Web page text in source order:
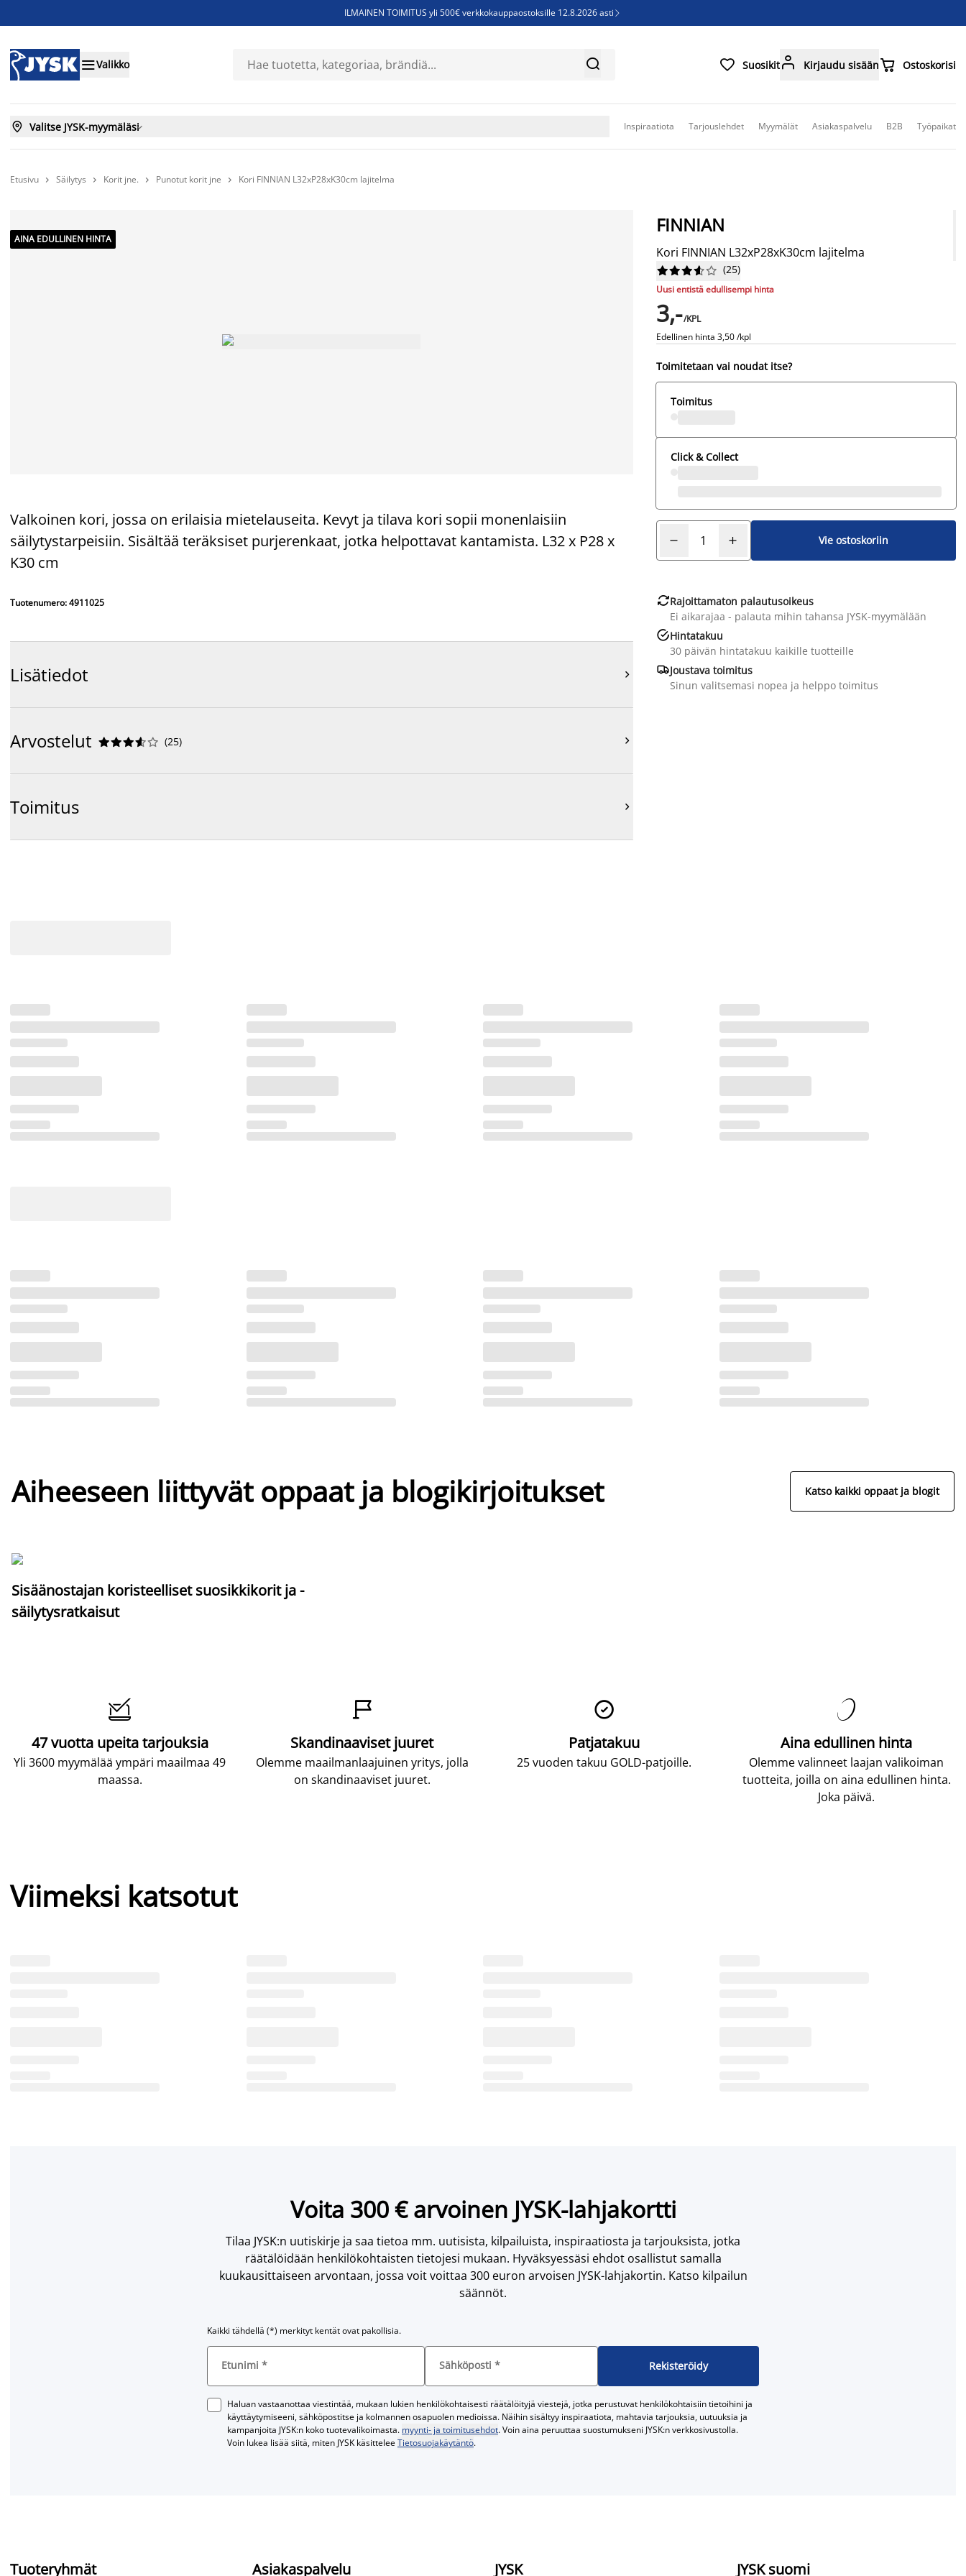
ILMAINEN TOIMITUS yli 500€ verkkokauppaostoksille 12.8.2026 asti 
Sijauspatjoja - Säästä jopa 60%
Valikko   Suosikit Kirjaudu sisään Ostoskorisi
 Valitse JYSK-myymäläsi Inspiraatiota Tarjouslehdet Myymälät Asiakaspalvelu B2B Työpaikat
Etusivu  Säilytys  Korit jne.  Punotut korit jne  Kori FINNIAN L32xP28xK30cm lajitelma
AINA EDULLINEN HINTA
Valkoinen kori, jossa on erilaisia mietelauseita. Kevyt ja tilava kori sopii monenlaisiin
säilytystarpeisiin. Sisältää teräksiset purjerenkaat, jotka helpottavat kantamista. L32 x P28 x
K30 cm
Tuotenumero: 4911025
Lisätiedot 
Arvostelut 




 (25) 
Toimitus 
FINNIAN
Kori FINNIAN L32xP28xK30cm lajitelma





 (25)
Uusi entistä edullisempi hinta
3,-/KPL
Edellinen hinta 3,50 /kpl
Toimitetaan vai noudat itse?
Toimitus
Click & Collect
Vie ostoskoriin
Rajoittamaton palautusoikeus
Ei aikarajaa - palauta mihin tahansa JYSK-myymälään
Hintatakuu
30 päivän hintatakuu kaikille tuotteille
Joustava toimitus
Sinun valitsemasi nopea ja helppo toimitus
Aiheeseen liittyvät oppaat ja blogikirjoitukset Katso kaikki oppaat ja blogit
Sisäänostajan koristeelliset suosikkikorit ja -
säilytysratkaisut

47 vuotta upeita tarjouksia
Yli 3600 myymälää ympäri maailmaa 49
maassa.

Skandinaaviset juuret
Olemme maailmanlaajuinen yritys, jolla
on skandinaaviset juuret.

Patjatakuu
25 vuoden takuu GOLD-patjoille.

Aina edullinen hinta
Olemme valinneet laajan valikoiman
tuotteita, joilla on aina edullinen hinta.
Joka päivä.
Viimeksi katsotut
Voita 300 € arvoinen JYSK-lahjakortti
Tilaa JYSK:n uutiskirje ja saa tietoa mm. uutisista, kilpailuista, inspiraatiosta ja tarjouksista, jotka
räätälöidään henkilökohtaisten tietojesi mukaan. Hyväksyessäsi ehdot osallistut samalla
kuukausittaiseen arvontaan, jossa voit voittaa 300 euron arvoisen JYSK-lahjakortin. Katso kilpailun
säännöt.
Kaikki tähdellä (*) merkityt kentät ovat pakollisia.
Etunimi * Sähköposti * Rekisteröidy
Haluan vastaanottaa viestintää, mukaan lukien henkilökohtaisesti räätälöityjä viestejä, jotka perustuvat henkilökohtaisiin tietoihini ja
käyttäytymiseeni, sähköpostitse ja kolmannen osapuolen medioissa. Näihin sisältyy inspiraatiota, mahtavia tarjouksia, uutuuksia ja
kampanjoita JYSK:n koko tuotevalikoimasta. myynti- ja toimitusehdot. Voin aina peruuttaa suostumukseni JYSK:n verkkosivustolla.
Voin lukea lisää siitä, miten JYSK käsitteleeTietosuojakäytäntö.
Tuoteryhmät Asiakaspalvelu JYSK JYSK suomi